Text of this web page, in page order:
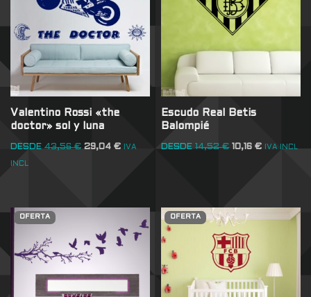
Valentino Rossi «the
doctor» sol y luna
DESDE 43,56€ 29,04 € IVA
INCL
Escudo Real Betis
Balompié
DESDE 14,52€ 10,16€ IVA INCL
OFERTA OFERTA